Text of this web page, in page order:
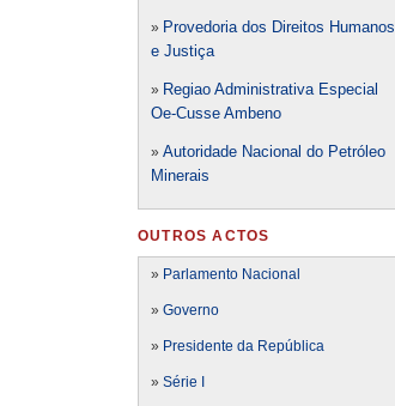
» Provedoria dos Direitos Humanos
e Justiça
» Regiao Administrativa Especial
Oe-Cusse Ambeno
» Autoridade Nacional do Petróleo
Minerais
OUTROS ACTOS
» Parlamento Nacional
» Governo
» Presidente da República
» Série I